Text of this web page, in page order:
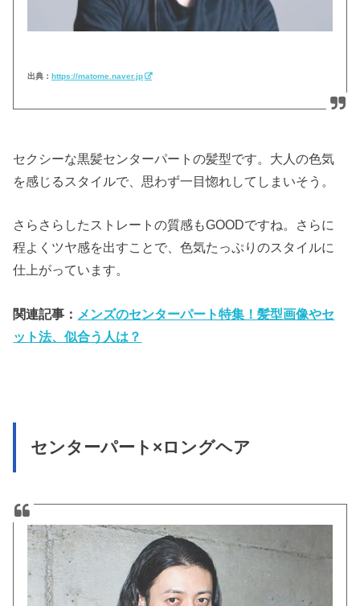
出典：https://matome.naver.jp
セクシーな黒髪センターパートの髪型です。大人の色気
を感じるスタイルで、思わず一目惚れしてしまいそう。
さらさらしたストレートの質感もGOODですね。さらに
程よくツヤ感を出すことで、色気たっぷりのスタイルに
仕上がっています。
関連記事： メンズのセンターパート特集！髪型画像やセ
ット法、似合う人は？
センターパート×ロングヘア